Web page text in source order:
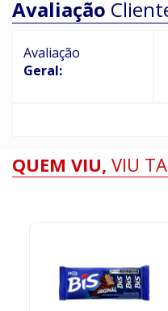
Avaliação
Avaliação
Geral:
QUEM VIU, VIU